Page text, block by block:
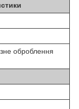
оброблення